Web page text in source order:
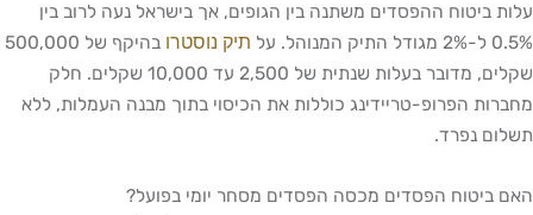
ההפסדים משתנה בין הגופים, אך בישראל נעה לרוב בין
תיק נוסטרו
בהיקף של 500,000
שקלים, מדובר בעלות שנתית של 2,500 עד 10,000 שקלים. חלק
הפרופ-טריידינג כוללות את הכיסוי בתוך מבנה העמלות, ללא
נפרד.
הפסדים מכסה הפסדים מסחר יומי בפועל?